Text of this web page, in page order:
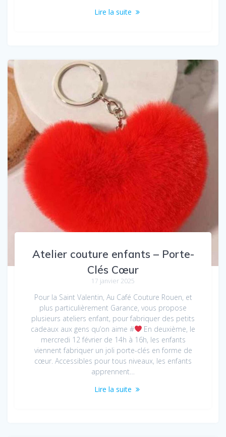
Lire la suite
Atelier couture enfants – Porte-
Clés Cœur
17 janvier 2025
Pour la Saint Valentin, Au Café Couture Rouen, et
plus particulièrement Garance, vous propose
plusieurs ateliers enfant, pour fabriquer des petits
cadeaux aux gens qu’on aime #
En deuxième, le
mercredi 12 février de 14h à 16h, les enfants
viennent fabriquer un joli porte-clés en forme de
cœur. Accessibles pour tous niveaux, les enfants
apprennent…
Lire la suite